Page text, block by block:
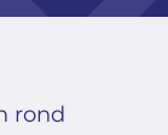
rond